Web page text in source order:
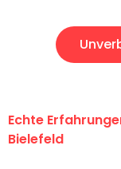
Echte
Bielefeld